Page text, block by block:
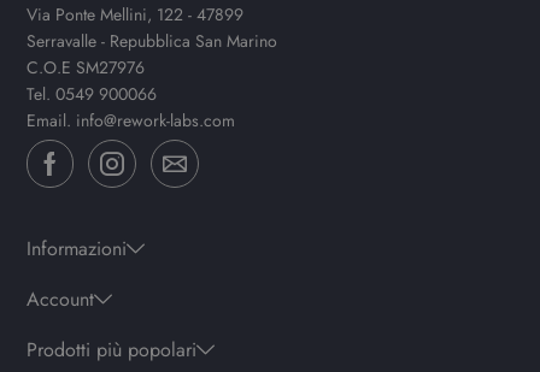
Via Ponte Mellini, 122 - 47899
Serravalle - Repubblica San Marino
C.O.E SM27976
Tel.0549 900066
Email. info@rework-labs.com
Informazioni
Account
Prodotti più popolari